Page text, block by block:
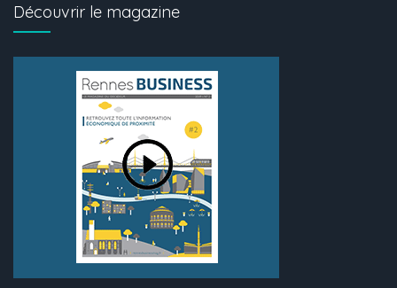
Découvrir le magazine